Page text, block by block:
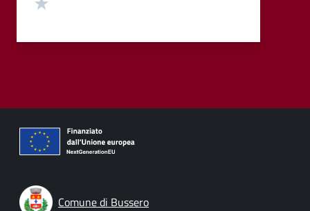
Comune di Bussero